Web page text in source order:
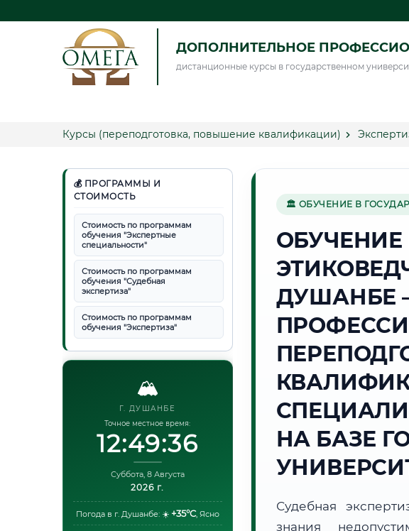
ДОПОЛНИТЕЛЬНОЕ
дистанционные курсы в государственном
Курсы (переподготовка, повышение квалификации)
💰 ПРОГРАММЫ И
СТОИМОСТЬ
Стоимость по программам
обучения "Экспертные
специальности"
Стоимость по программам
обучения "Судебная
экспертиза"
Стоимость по программам
обучения "Экспертиза"
🏔️
Г. ДУШАНБЕ
Точное местное время:
12:49:37
Суббота, 8 Августа
2026 г.
Погода в г. Душанбе: ☀️ +35°C, Ясно
🏛 ОБУЧЕНИЕ В
ДУШАНБЕ
НА БАЗЕ
Судебная
знания